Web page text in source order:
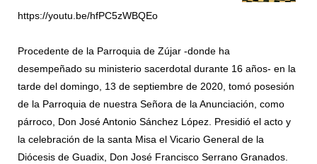
https://youtu.be/hfPC5zWBQEo
Procedente de la Parroquia de Zújar -donde ha
desempeñado su ministerio sacerdotal durante 16 años- en la
tarde del domingo, 13 de septiembre de 2020, tomó posesión
de la Parroquia de nuestra Señora de la Anunciación, como
párroco, Don José Antonio Sánchez López. Presidió el acto y
la celebración de la santa Misa el Vicario General de la
Diócesis de Guadix, Don José Francisco Serrano Granados.